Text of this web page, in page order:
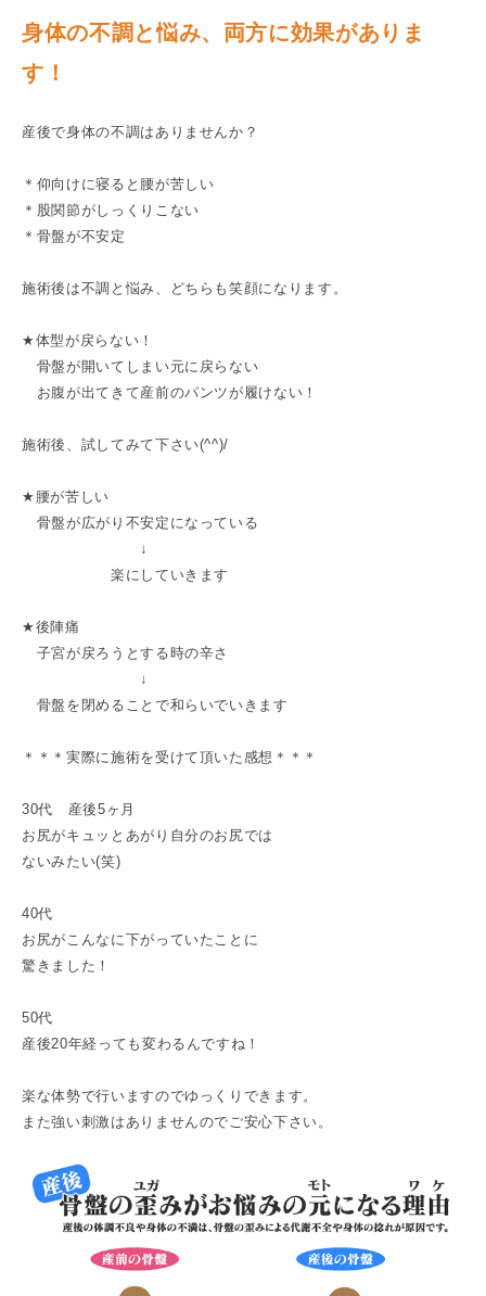
身体の不調と悩み、両方に効果がありま
す！
産後で身体の不調はありませんか？
＊仰向けに寝ると腰が苦しい
＊股関節がしっくりこない
＊骨盤が不安定
施術後は不調と悩み、どちらも笑顔になります。
★体型が戻らない！
骨盤が開いてしまい元に戻らない
お腹が出てきて産前のパンツが履けない！
施術後、試してみて下さい(^^)/
★腰が苦しい
骨盤が広がり不安定になっている
↓
楽にしていきます
★後陣痛
子宮が戻ろうとする時の辛さ
↓
骨盤を閉めることで和らいでいきます
＊＊＊実際に施術を受けて頂いた感想＊＊＊
30代 産後5ヶ月
お尻がキュッとあがり自分のお尻では
ないみたい(笑)
40代
お尻がこんなに下がっていたことに
驚きました！
50代
産後20年経っても変わるんですね！
楽な体勢で行いますのでゆっくりできます。
また強い刺激はありませんのでご安心下さい。